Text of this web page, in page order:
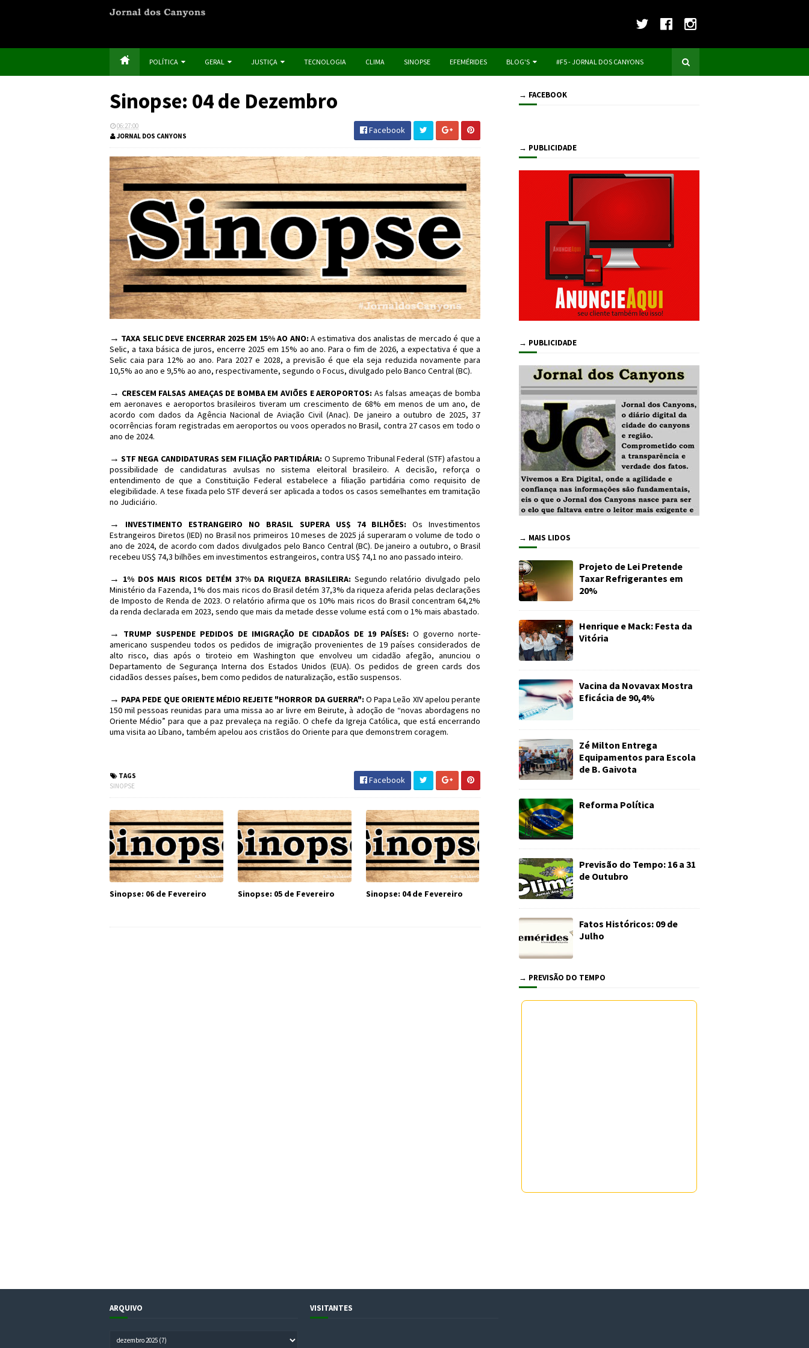
POLÍTICA GERAL JUSTIÇA TECNOLOGIA CLIMA SINOPSE EFEMÉRIDES BLOG'S #F5 - JORNAL DOS CANYONS
Sinopse: 04 de Dezembro
06:27:00
JORNAL DOS CANYONS
Facebook
→ TAXA SELIC DEVE ENCERRAR 2025 EM 15% AO ANO: A estimativa dos analistas de mercado é que a
Selic, a taxa básica de juros, encerre 2025 em 15% ao ano. Para o fim de 2026, a expectativa é que a
Selic caia para 12% ao ano. Para 2027 e 2028, a previsão é que ela seja reduzida novamente para
10,5% ao ano e 9,5% ao ano, respectivamente, segundo o Focus, divulgado pelo Banco Central (BC).
→ CRESCEM FALSAS AMEAÇAS DE BOMBA EM AVIÕES E AEROPORTOS: As falsas ameaças de bomba
em aeronaves e aeroportos brasileiros tiveram um crescimento de 68% em menos de um ano, de
acordo com dados da Agência Nacional de Aviação Civil (Anac). De janeiro a outubro de 2025, 37
ocorrências foram registradas em aeroportos ou voos operados no Brasil, contra 27 casos em todo o
ano de 2024.
→STF NEGA CANDIDATURAS SEM FILIAÇÃO PARTIDÁRIA: O Supremo Tribunal Federal (STF) afastou a
possibilidade de candidaturas avulsas no sistema eleitoral brasileiro. A decisão, reforça o
entendimento de que a Constituição Federal estabelece a filiação partidária como requisito de
elegibilidade. A tese fixada pelo STF deverá ser aplicada a todos os casos semelhantes em tramitação
no Judiciário.
→ INVESTIMENTO ESTRANGEIRO NO BRASIL SUPERA US$ 74 BILHÕES: Os Investimentos
Estrangeiros Diretos (IED) no Brasil nos primeiros 10 meses de 2025 já superaram o volume de todo o
ano de 2024, de acordo com dados divulgados pelo Banco Central (BC). De janeiro a outubro, o Brasil
recebeu US$ 74,3 bilhões em investimentos estrangeiros, contra US$ 74,1 no ano passado inteiro.
→ 1% DOS MAIS RICOS DETÉM 37% DA RIQUEZA BRASILEIRA: Segundo relatório divulgado pelo
Ministério da Fazenda, 1% dos mais ricos do Brasil detém 37,3% da riqueza aferida pelas declarações
de Imposto de Renda de 2023. O relatório afirma que os 10% mais ricos do Brasil concentram 64,2%
da renda declarada em 2023, sendo que mais da metade desse volume está com o 1% mais abastado.
→ TRUMP SUSPENDE PEDIDOS DE IMIGRAÇÃO DE CIDADÃOS DE 19 PAÍSES: O governo norte-
americano suspendeu todos os pedidos de imigração provenientes de 19 países considerados de
alto risco, dias após o tiroteio em Washington que envolveu um cidadão afegão, anunciou o
Departamento de Segurança Interna dos Estados Unidos (EUA). Os pedidos de green cards dos
cidadãos desses países, bem como pedidos de naturalização, estão suspensos.
→ PAPA PEDE QUE ORIENTE MÉDIO REJEITE "HORROR DA GUERRA": O Papa Leão XIV apelou perante
150 mil pessoas reunidas para uma missa ao ar livre em Beirute, à adoção de “novas abordagens no
Oriente Médio” para que a paz prevaleça na região. O chefe da Igreja Católica, que está encerrando
uma visita ao Líbano, também apelou aos cristãos do Oriente para que demonstrem coragem.
TAGS
SINOPSE
Facebook
Sinopse: 06 de Fevereiro Sinopse: 05 de Fevereiro Sinopse: 04 de Fevereiro
→ FACEBOOK
→ PUBLICIDADE
→ PUBLICIDADE
→ MAIS LIDOS
Projeto de Lei Pretende
Taxar Refrigerantes em
20%
Henrique e Mack: Festa da
Vitória
Vacina da Novavax Mostra
Eficácia de 90,4%
Zé Milton Entrega
Equipamentos para Escola
de B. Gaivota
Reforma Política
Previsão do Tempo: 16 a 31
de Outubro
Fatos Históricos: 09 de
Julho
→ PREVISÃO DO TEMPO
ARQUIVO VISITANTES